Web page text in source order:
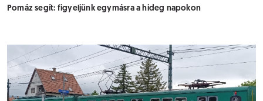
Pomáz segít: figyeljünk egymásra a hideg napokon